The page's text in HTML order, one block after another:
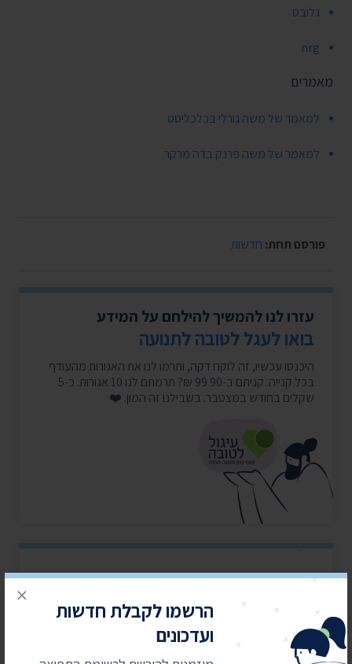
הרשמו לקבלת חדשות
ועדכונים
×
גלובס
nrg
מאמרים
למאמר של משה גורלי בכלכליסט
למאמר של משה פרנק בדה מרקר
פורסם תחת: חדשות
עזרו לנו להמשיך להילחם על המידע
בואו לעגל לטובה לתנועה
היכנסו עכשיו, זה לוקח דקה, ותרמו לנו את האגורות מהעודף
בכל קנייה. קניתם ב-99.90 ₪? תרמתם לנו 10 אגורות. כ-5
שקלים בחודש במצטבר. בשבילנו זה המון. ❤️
עולים כסף